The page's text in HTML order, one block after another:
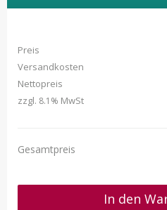
Preis
Versandkosten
Nettopreis
zzgl. 8.1% MwSt
Gesamtpreis
In den